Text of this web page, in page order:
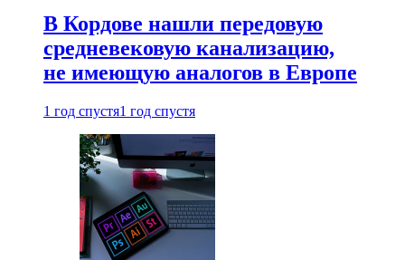
В Кордове нашли передовую
средневековую канализацию,
не имеющую аналогов в Европе
1 год спустя1 год спустя